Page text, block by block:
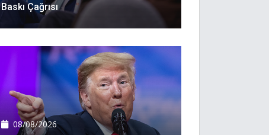
Baskı Çağrısı
08/08/2026